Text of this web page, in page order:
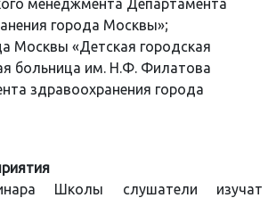
менеджмента Департамента
города Москвы»;
Москвы «Детская городская
больница им. Н.Ф. Филатова
здравоохранения города
Школы слушатели изучат